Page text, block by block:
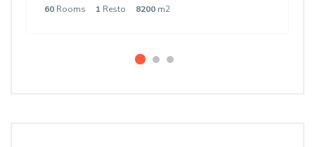
60 Rooms 1 Resto 8200 m2